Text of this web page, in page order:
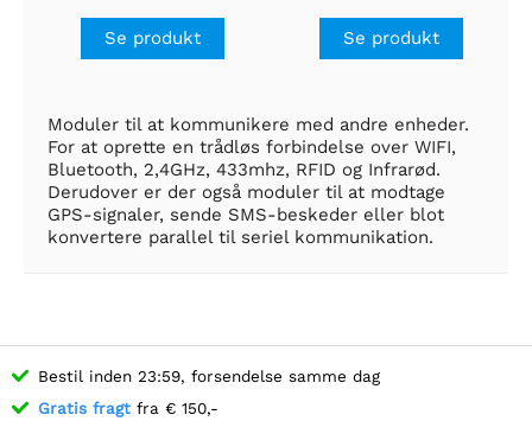
Se produkt Se produkt
Moduler til at kommunikere med andre enheder.
For at oprette en trådløs forbindelse over WIFI,
Bluetooth, 2,4GHz, 433mhz, RFID og Infrarød.
Derudover er der også moduler til at modtage
GPS-signaler, sende SMS-beskeder eller blot
konvertere parallel til seriel kommunikation.
Bestil inden 23:59, forsendelse samme dag
Gratis fragt fra € 150,-